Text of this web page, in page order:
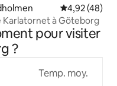
Évaluation
4,92 (48)
Karlatornet à Göteborg
pour visiter
?
Temp. moy.